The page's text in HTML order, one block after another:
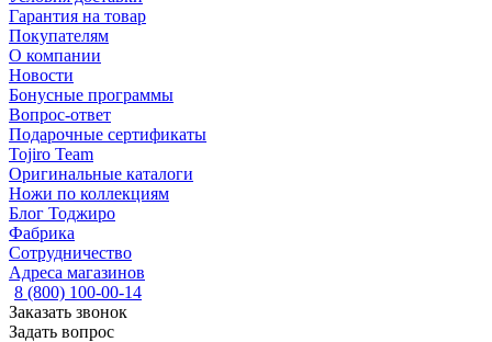
Гарантия на товар
Покупателям
О компании
Новости
Бонусные программы
Вопрос-ответ
Подарочные сертификаты
Tojiro Team
Оригинальные каталоги
Ножи по коллекциям
Блог Тоджиро
Фабрика
Сотрудничество
Адреса магазинов
8 (800) 100-00-14
Заказать звонок
Задать вопрос